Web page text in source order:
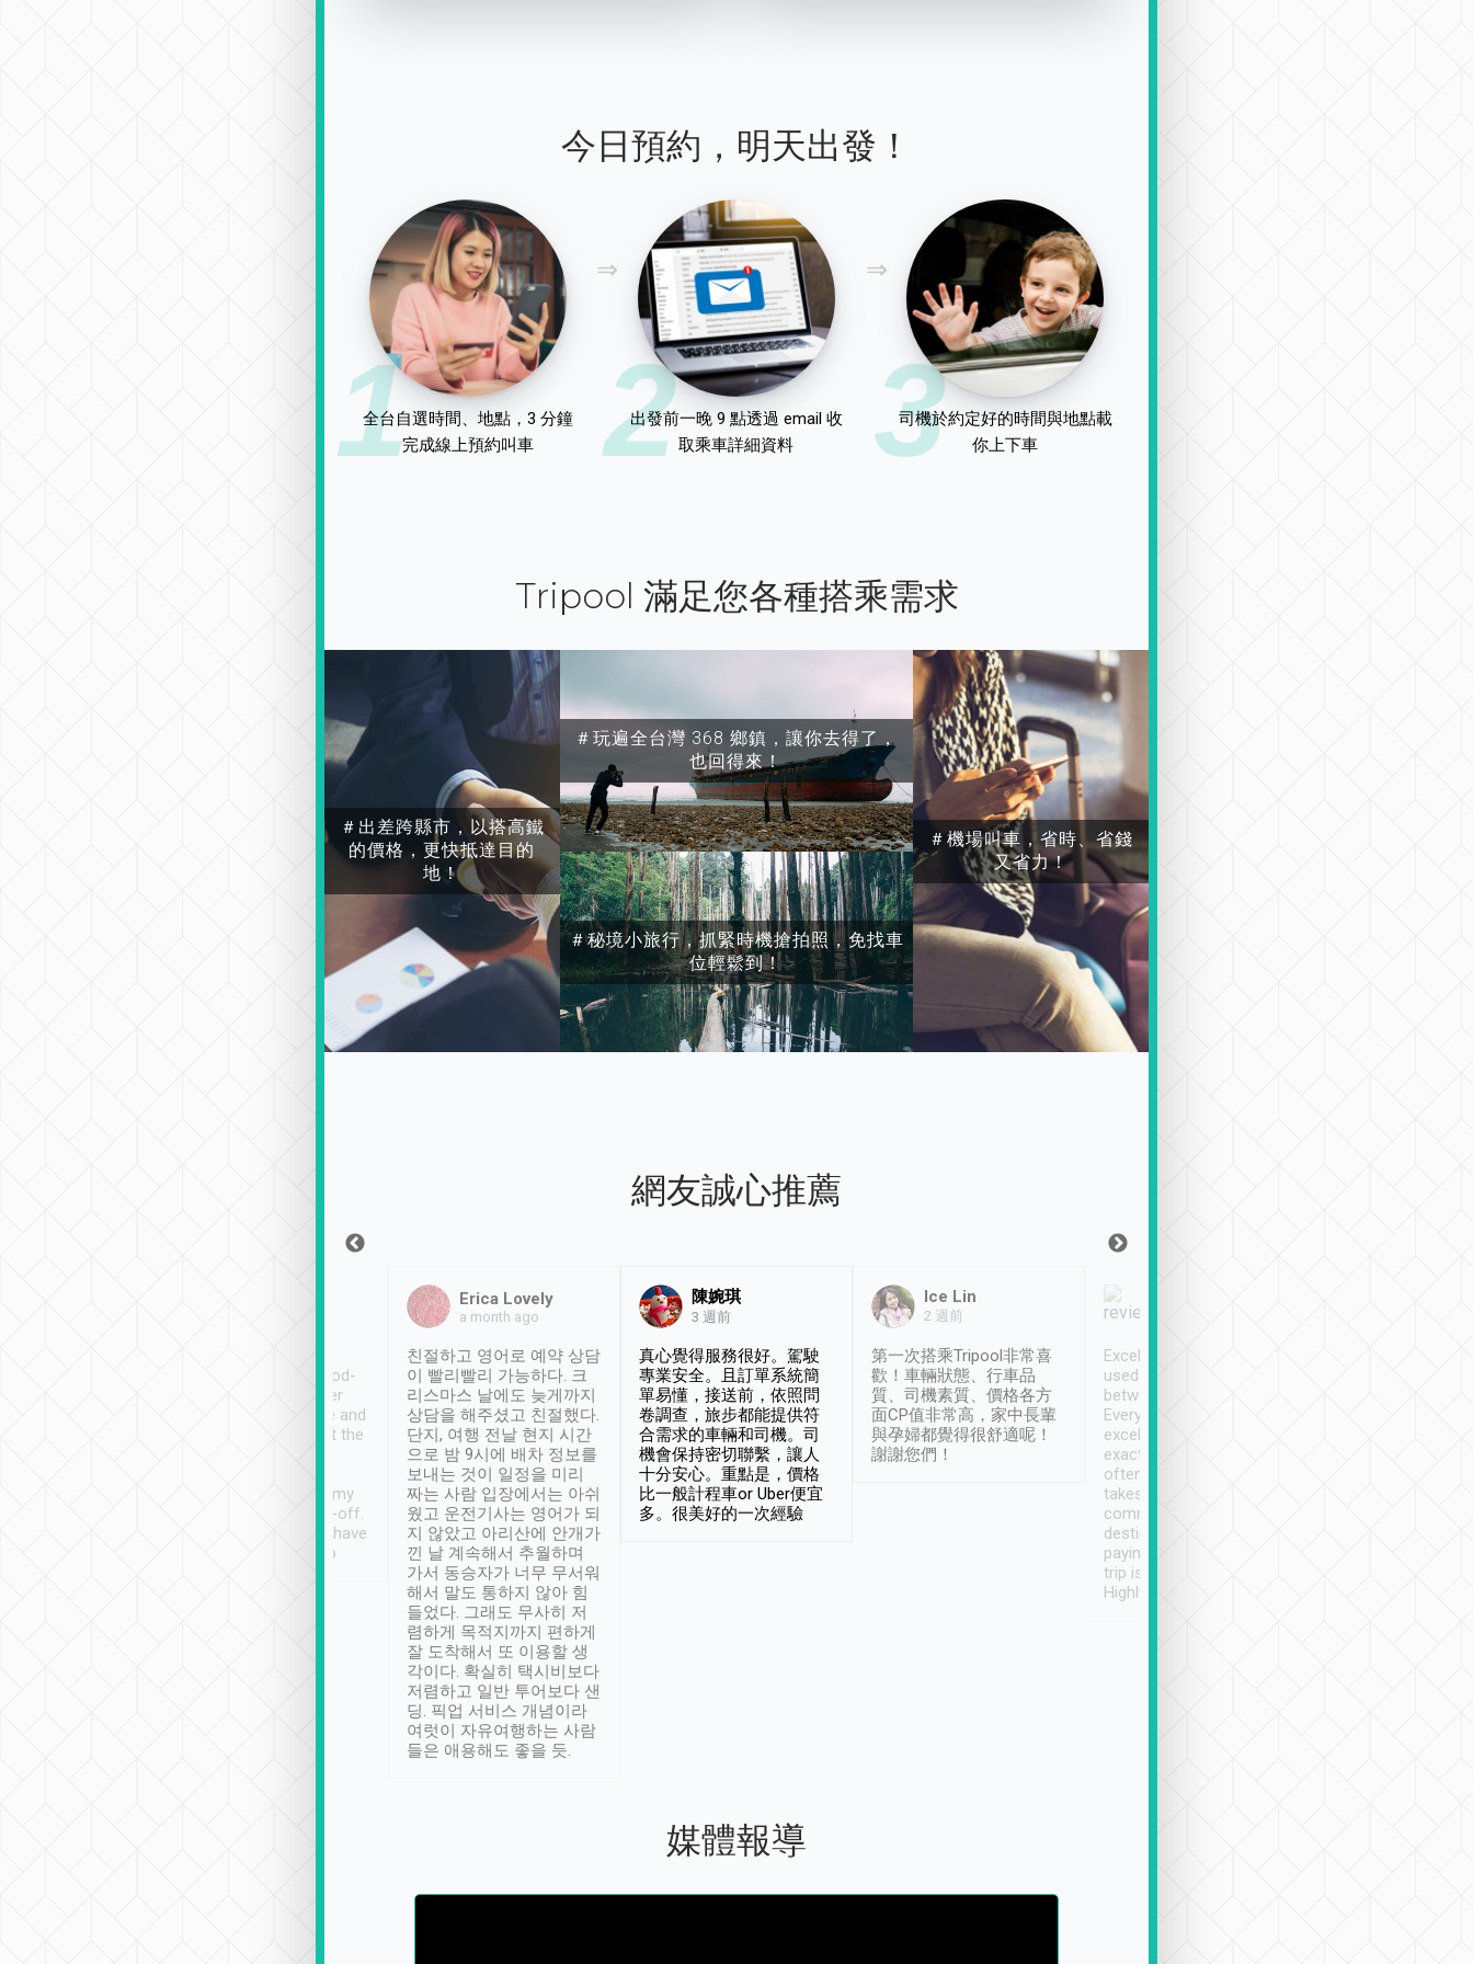
今日預約，明天出發！
1
全台自選時間、地點，3 分鐘
完成線上預約叫車
2
出發前一晚 9 點透過 email 收
取乘車詳細資料
3
司機於約定好的時間與地點載
你上下車
Tripool 滿足您各種搭乘需求
＃出差跨縣市，以搭高鐵
的價格，更快抵達目的
地！
＃玩遍全台灣 368 鄉鎮，讓你去得了，
也回得來！
＃秘境小旅行，抓緊時機搶拍照，免找車
位輕鬆到！
＃機場叫車，省時、省錢
又省力！
網友誠心推薦
service, vehicles in good-
condition and the driver
service was awesome and
thoughtful. Driver went the
have safely arrived at my
destination after drop-off.
Definitely something I have
not seen elsewhere 👍
Erica Lovely
a month ago
친절하고 영어로 예약 상담
이 빨리빨리 가능하다. 크
리스마스 날에도 늦게까지
상담을 해주셨고 친절했다.
단지, 여행 전날 현지 시간
으로 밤 9시에 배차 정보를
보내는 것이 일정을 미리
짜는 사람 입장에서는 아쉬
웠고 운전기사는 영어가 되
지 않았고 아리산에 안개가
낀 날 계속해서 추월하며
가서 동승자가 너무 무서워
해서 말도 통하지 않아 힘
들었다. 그래도 무사히 저
렴하게 목적지까지 편하게
잘 도착해서 또 이용할 생
각이다. 확실히 택시비보다
저렴하고 일반 투어보다 샌
딩. 픽업 서비스 개념이라
여럿이 자유여행하는 사람
들은 애용해도 좋을 듯.
陳婉琪
3 週前
真心覺得服務很好。駕駛
專業安全。且訂單系統簡
單易懂，接送前，依照問
卷調查，旅步都能提供符
合需求的車輛和司機。司
機會保持密切聯繫，讓人
十分安心。重點是，價格
比一般計程車or Uber便宜
多。很美好的一次經驗
Ice Lin
2 週前
第一次搭乘Tripool非常喜
歡！車輛狀態、行車品
質、司機素質、價格各方
面CP值非常高，家中長輩
與孕婦都覺得很舒適呢！
謝謝您們！
Excellent service. We have
used Tripool to travel
between cities in Taiwan.
Every driver has been
excellent and arrives
exactly on time. As there is
often limited English it
takes the difficulty out of
communicating the
destination details and
paying online prior to the
trip is very convenient.
Highly recommended
媒體報導